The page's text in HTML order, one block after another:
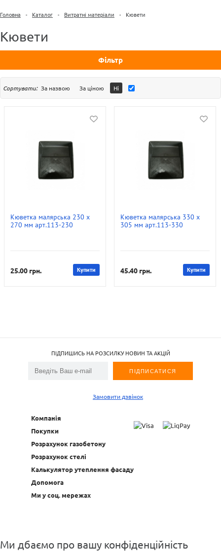
Головна - Каталог - Витратні матеріали - Кювети
Кювети
Фільтр
Сортувати: За назвою За ціною Ні
Кюветка малярська 230 х
270 мм арт.113-230
25.00 грн. Купити
Кюветка малярська 330 х
305 мм арт.113-330
45.40 грн. Купити
ПІДПИШИСЬ НА РОЗСИЛКУ НОВИН ТА АКЦІЙ
Замовити дзвінок
Компанія
Покупки
Розрахунок газобетону
Розрахунок стелі
Калькулятор утеплення фасаду
Допомога
Ми у соц. мережах
Ми дбаємо про вашу конфіденційність